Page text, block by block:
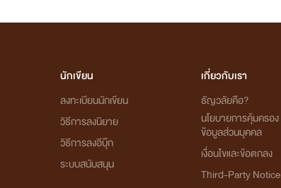
นักเขียน
ลงทะเบียนนักเขียน
วิธีการลงนิยาย
วิธีการลงอีบุ๊ก
ระบบสนับสนุน
เกี่ยวกับเรา
ธัญวลัยคือ?
นโยบายการคุ้มครอง
ข้อมูลส่วนบุคคล
เงื่อนไขและข้อตกลง
Third-Party Notice